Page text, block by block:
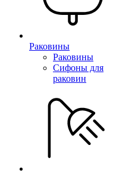
Раковины
Раковины
Сифоны для
раковин